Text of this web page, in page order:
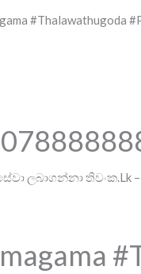
#Thalawathugoda
තිවංක.Lk –